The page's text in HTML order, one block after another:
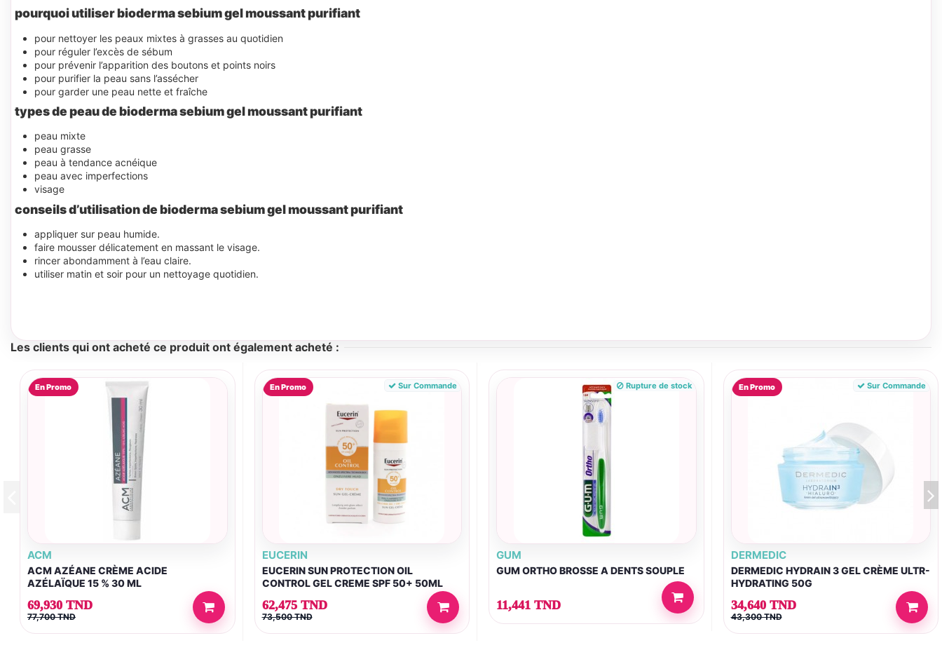
pourquoi utiliser bioderma sebium gel moussant purifiant
pour nettoyer les peaux mixtes à grasses au quotidien
pour réguler l’excès de sébum
pour prévenir l’apparition des boutons et points noirs
pour purifier la peau sans l’assécher
pour garder une peau nette et fraîche
types de peau de bioderma sebium gel moussant purifiant
peau mixte
peau grasse
peau à tendance acnéique
peau avec imperfections
visage
conseils d’utilisation de bioderma sebium gel moussant purifiant
appliquer sur peau humide.
faire mousser délicatement en massant le visage.
rincer abondamment à l’eau claire.
utiliser matin et soir pour un nettoyage quotidien.
Les clients qui ont acheté ce produit ont également acheté :
En Promo
ACM
ACM AZÉANE CRÈME ACIDE
AZÉLAÏQUE 15 % 30 ML
69,930 TND
77,700 TND
En Promo Sur Commande
EUCERIN
EUCERIN SUN PROTECTION OIL
CONTROL GEL CREME SPF 50+ 50ML
62,475 TND
73,500 TND
Rupture de stock
GUM
GUM ORTHO BROSSE A DENTS SOUPLE
11,441 TND
En Promo Sur Commande
DERMEDIC
DERMEDIC HYDRAIN 3 GEL CRÈME ULTR-
HYDRATING 50G
34,640 TND
43,300 TND